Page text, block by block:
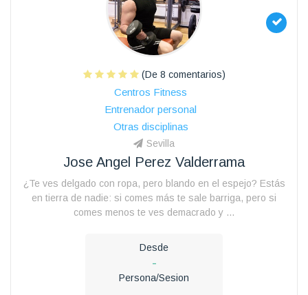
(De 8 comentarios)
Centros Fitness
Entrenador personal
Otras disciplinas
Sevilla
Jose Angel Perez Valderrama
¿Te ves delgado con ropa, pero blando en el espejo? Estás
en tierra de nadie: si comes más te sale barriga, pero si
comes menos te ves demacrado y ...
Desde
-
Persona/Sesion